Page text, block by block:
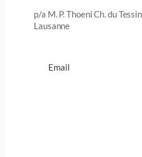
p/a M. P. Thoeni Ch. du
Lausanne
Email